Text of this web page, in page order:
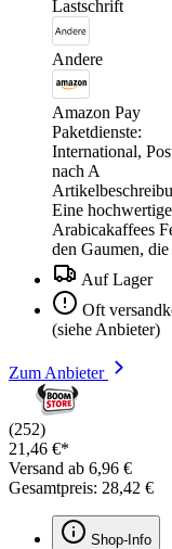
Lastschrift
Andere
Amazon Pay
Paketdienste:
International,
nach A
Eine
Arabicakaffees
den Gaumen,
Auf Lager
Oft
(siehe Anbieter)
Zum Anbieter
(252)
21,46 €*
Versand ab 6,96 €
Gesamtpreis: 28,42 €
Shop-Info